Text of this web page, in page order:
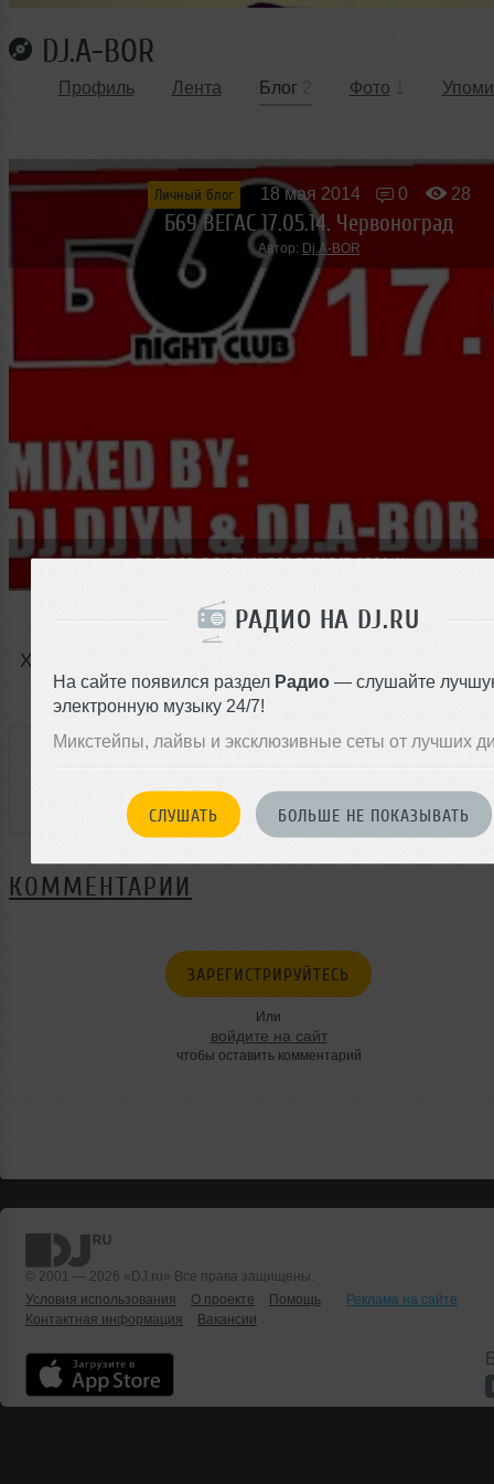
РАДИО НА DJ.RU
На сайте появился раздел Радио — слушайте
электронную музыку 24/7!
Микстейпы, лайвы и эксклюзивные сеты от лучших
СЛУШАТЬ БОЛЬШЕ НЕ ПОКАЗЫВАТЬ
DJ.A-BOR
Профиль Лента Блог Фото
Личный блог 18 мая 2014 0 28
Б69 ВЕГАС 17.05.14. Червоноград
Автор: Dj.A-BOR
DJ.A-BOR & DJ.DJYN Б69 ВЕГАС 17.05.14. Червоноград
X
3
КОММЕНТАРИИ
ЗАРЕГИСТРИРУЙТЕСЬ
Или
войдите на сайт
чтобы оставить комментарий
© 2001 — 2026 «DJ.ru» Все права защищены.
Условия использования
О проекте Помощь
Реклама на сайте
Контактная информация
Вакансии